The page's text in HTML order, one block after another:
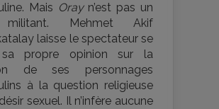
Mais Orayn’est pas un
Mehmet Akif
laisse le spectateur se
propre opinion sur la
de ses personnages
à la question religieuse
sexuel. Il n’infère aucune